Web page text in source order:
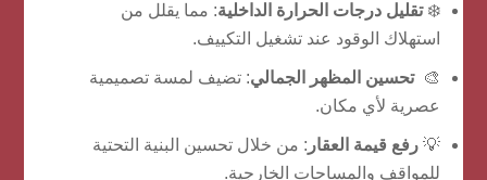
❄️تقليل درجات الحرارة الداخلية: مما يقلل من
استهلاك الوقود عند تشغيل التكييف.
🎨تحسين المظهر الجمالي: تضيف لمسة تصميمية
عصرية لأي مكان.
💡 رفع قيمة العقار : من خلال تحسين البنية التحتية
للمواقف والمساحات الخارجية.